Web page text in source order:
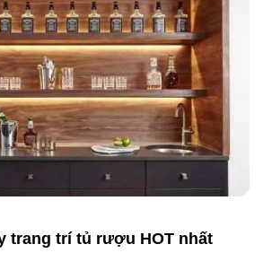
trang trí tủ rượu HOT nhất